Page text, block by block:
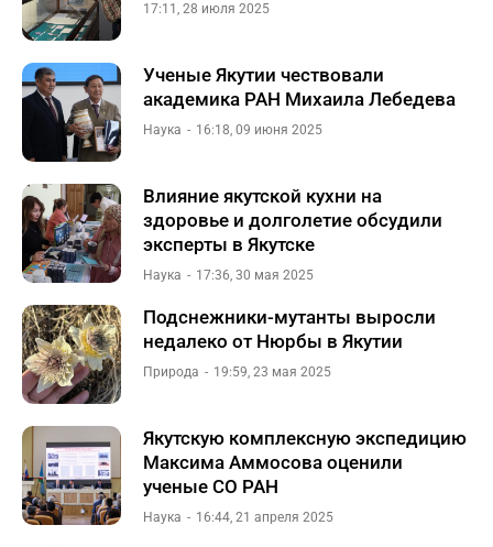
17:11, 28 июля 2025
Ученые Якутии чествовали
академика РАН Михаила Лебедева
Наука 16:18, 09 июня 2025
Влияние якутской кухни на
здоровье и долголетие обсудили
эксперты в Якутске
Наука 17:36, 30 мая 2025
Подснежники-мутанты выросли
недалеко от Нюрбы в Якутии
Природа 19:59, 23 мая 2025
Якутскую комплексную экспедицию
Максима Аммосова оценили
ученые СО РАН
Наука 16:44, 21 апреля 2025